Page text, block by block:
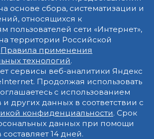
основе сбора, систематизации и
относящихся к
пользователей сети «Интернет»,
территории Российской
Правила применения
технологий.
сервисы веб-аналитики Яндекс
Продолжая использовать
с использованием
других данных в соответствии с
конфиденциальности. Срок
данных при помощи
14 дней.